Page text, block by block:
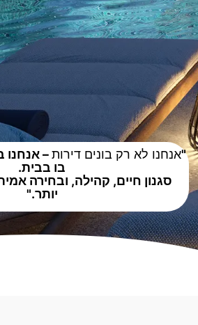
"אנחנו לא רק בונים דירות– אנחנו
בו בבית.
סגנון חיים, קהילה, ובחירה
יותר."